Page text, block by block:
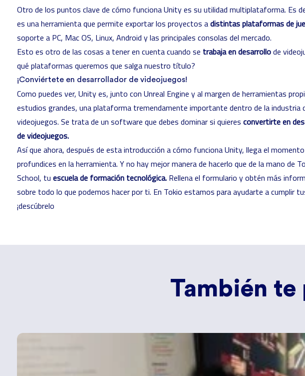
Otro de los puntos clave de cómo funciona Unity es su utilidad multiplataforma. Es
es una herramienta que permite exportar los proyectos adistintas plataformas de
soporte a PC, Mac OS, Linux, Android y las principales consolas del mercado.
Esto es otro de las cosas a tener en cuenta cuando se trabaja en desarrollode
qué plataformas queremos que salga nuestro título?
¡Conviértete en desarrollador de videojuegos!
Como puedes ver, Unity es, junto con Unreal Engine y al margen de herramientas
estudios grandes, una plataforma tremendamente importante dentro de la industria
videojuegos. Se trata de un software que debes dominar si quieres convertirte en
de videojuegos.
Así que ahora, después de esta introducción a cómo funciona Unity, llega el
profundices en la herramienta. Y no hay mejor manera de hacerlo que de la mano de
School, tu escuela de formación tecnológica. Rellena el formulario y obtén más
sobre todo lo que podemos hacer por ti. En Tokio estamos para ayudarte a cumplir
¡descúbrelo
También te